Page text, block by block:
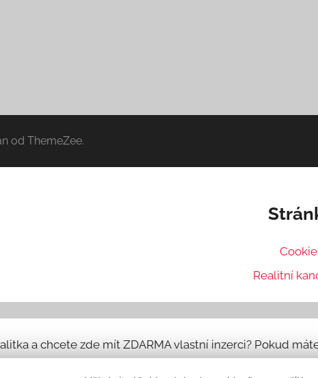
od ThemeZee.
Realitní
a chcete zde mít ZDARMA vlastní inzerci? Pokud